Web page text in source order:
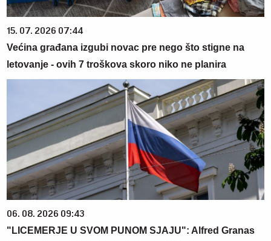
15. 07. 2026 07:44
Većina građana izgubi novac pre nego što stigne na
letovanje - ovih 7 troškova skoro niko ne planira
06. 08. 2026 09:43
"LICEMERJE U SVOM PUNOM SJAJU": Alfred Granas